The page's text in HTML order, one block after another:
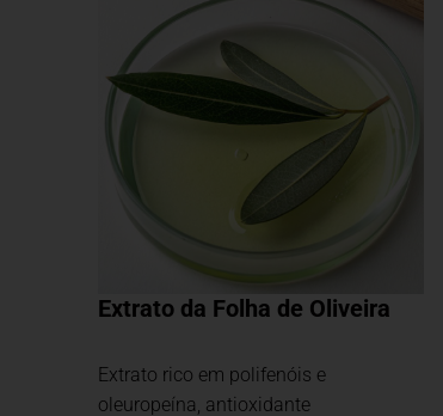
Extrato da Folha de Oliveira
Extrato rico em polifenóis e
oleuropeína, antioxidante